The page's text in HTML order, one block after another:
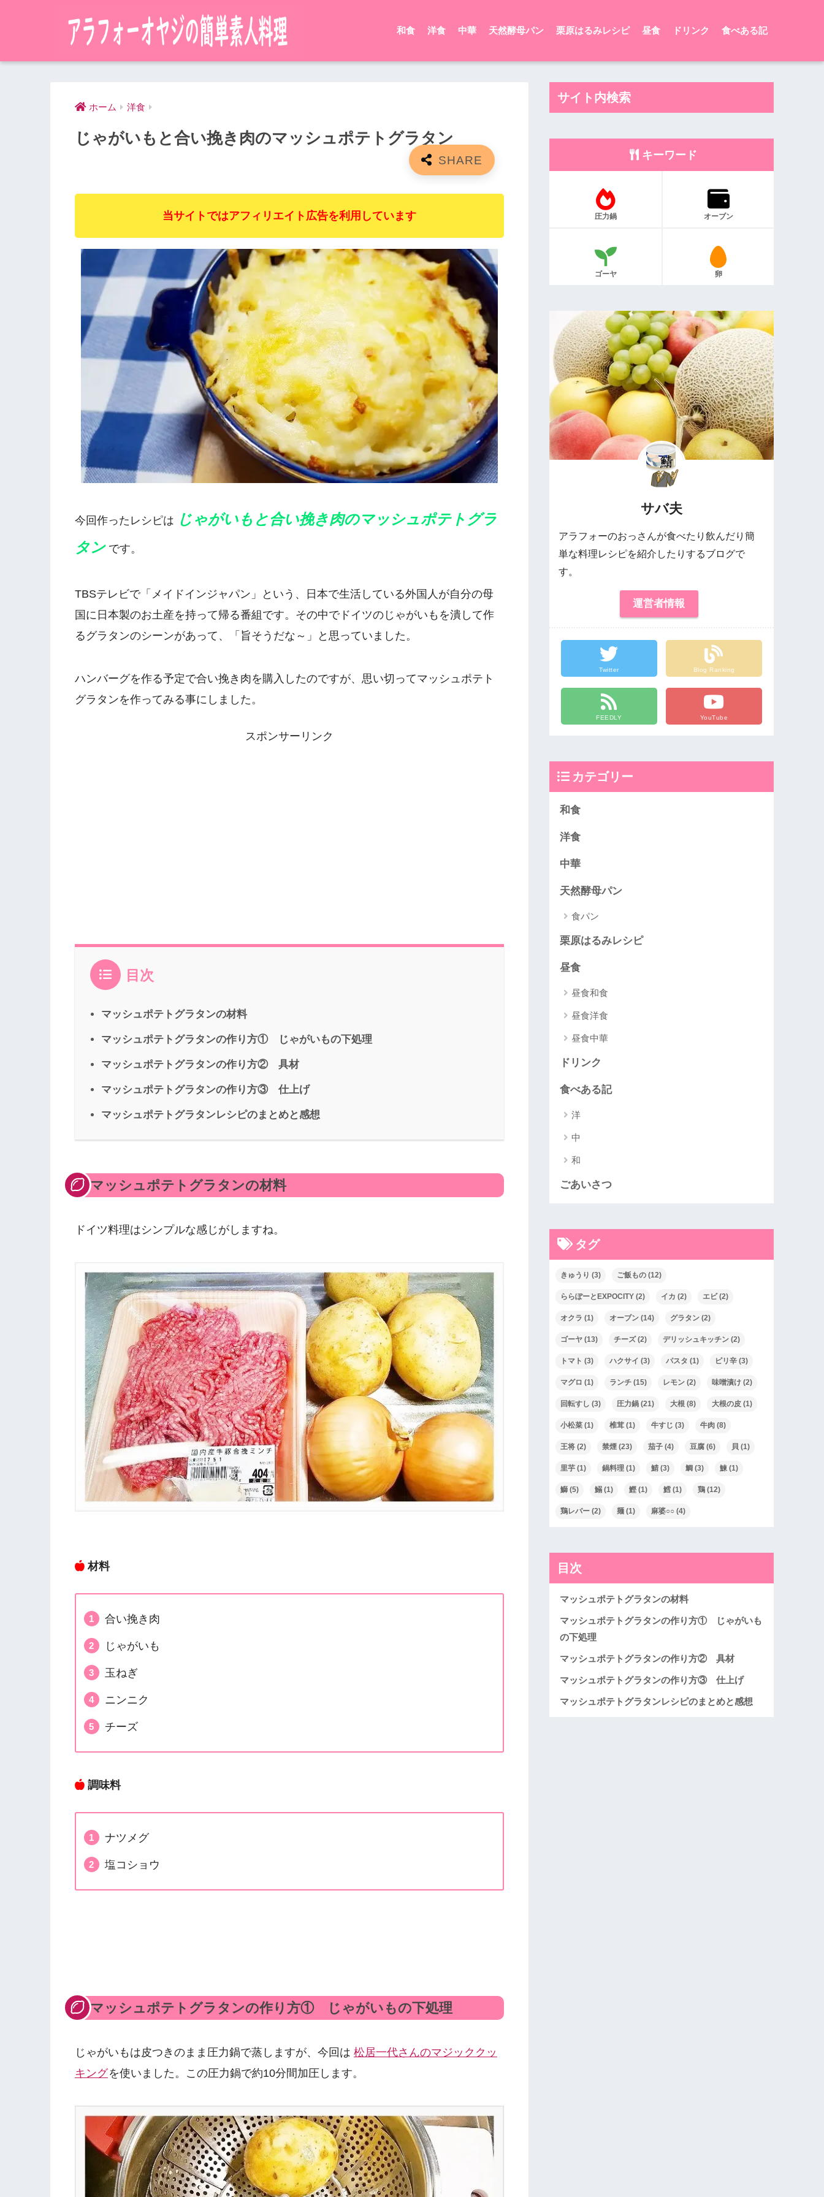
和食 洋食 中華 天然酵母パン 栗原はるみレシピ 昼食 ドリンク 食べある記
ホーム 洋食
じゃがいもと合い挽き肉のマッシュポテトグラタン
当サイトではアフィリエイト広告を利用しています
今回作ったレシピは じゃがいもと合い挽き肉のマッシュポテトグラ
タンです。
TBSテレビで「メイドインジャパン」という、日本で生活している外国人が自分の母
国に日本製のお土産を持って帰る番組です。その中でドイツのじゃがいもを潰して作
るグラタンのシーンがあって、「旨そうだな～」と思っていました。
ハンバーグを作る予定で合い挽き肉を購入したのですが、思い切ってマッシュポテト
グラタンを作ってみる事にしました。
スポンサーリンク
目次
マッシュポテトグラタンの材料
マッシュポテトグラタンの作り方① じゃがいもの下処理
マッシュポテトグラタンの作り方② 具材
マッシュポテトグラタンの作り方③ 仕上げ
マッシュポテトグラタンレシピのまとめと感想
マッシュポテトグラタンの材料
ドイツ料理はシンプルな感じがしますね。
材料
合い挽き肉
じゃがいも
玉ねぎ
ニンニク
チーズ
調味料
ナツメグ
塩コショウ
マッシュポテトグラタンの作り方① じゃがいもの下処理
じゃがいもは皮つきのまま圧力鍋で蒸しますが、今回は 松居一代さんのマジッククッ
キングを使いました。この圧力鍋で約10分間加圧します。
サイト内検索
キーワード
圧力鍋 オーブン
ゴーヤ 卵
サバ夫
アラフォーのおっさんが食べたり飲んだり簡
単な料理レシピを紹介したりするブログで
す。
運営者情報
Twitter Blog Ranking
FEEDLY YouTube
カテゴリー
和食
洋食
中華
天然酵母パン
食パン
栗原はるみレシピ
昼食
昼食和食
昼食洋食
昼食中華
ドリンク
食べある記
洋
中
和
ごあいさつ
タグ
きゅうり (3) ご飯もの (12)
ららぽーとEXPOCITY (2) イカ (2) エビ(2)
オクラ (1) オーブン (14) グラタン (2)
ゴーヤ (13) チーズ(2) デリッシュキッチン (2)
トマト (3) ハクサイ (3) パスタ (1) ピリ辛 (3)
マグロ (1) ランチ (15) レモン (2) 味噌漬け (2)
回転すし (3) 圧力鍋 (21) 大根 (8) 大根の皮 (1)
小松菜 (1) 椎茸 (1) 牛すじ (3) 牛肉 (8)
王将 (2) 禁煙 (23) 茄子 (4) 豆腐 (6) 貝 (1)
里芋 (1) 鍋料理 (1) 鯖 (3) 鯛 (3) 鰊 (1)
鰤 (5) 鰯 (1) 鰹 (1) 鱈 (1) 鶏 (12)
鶏レバー (2) 麺 (1) 麻婆○○ (4)
目次
マッシュポテトグラタンの材料
マッシュポテトグラタンの作り方① じゃがいも
の下処理
マッシュポテトグラタンの作り方② 具材
マッシュポテトグラタンの作り方③ 仕上げ
マッシュポテトグラタンレシピのまとめと感想